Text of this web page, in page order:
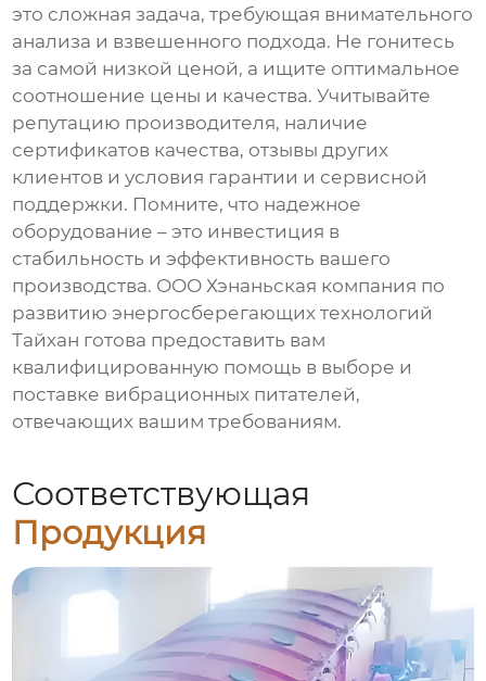
это сложная задача, требующая внимательного
анализа и взвешенного подхода. Не гонитесь
за самой низкой ценой, а ищите оптимальное
соотношение цены и качества. Учитывайте
репутацию производителя, наличие
сертификатов качества, отзывы других
клиентов и условия гарантии и сервисной
поддержки. Помните, что надежное
оборудование – это инвестиция в
стабильность и эффективность вашего
производства. ООО Хэнаньская компания по
развитию энергосберегающих технологий
Тайхан готова предоставить вам
квалифицированную помощь в выборе и
поставке вибрационных питателей,
отвечающих вашим требованиям.
Соответствующая
Продукция